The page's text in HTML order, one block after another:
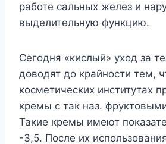
работе сальных желез и
выделительную функцию.
Сегодня «кислый» уход за
доводят до крайности тем,
косметических институтах
кремы с так наз.
Такие кремы имеют
-3,5. После их